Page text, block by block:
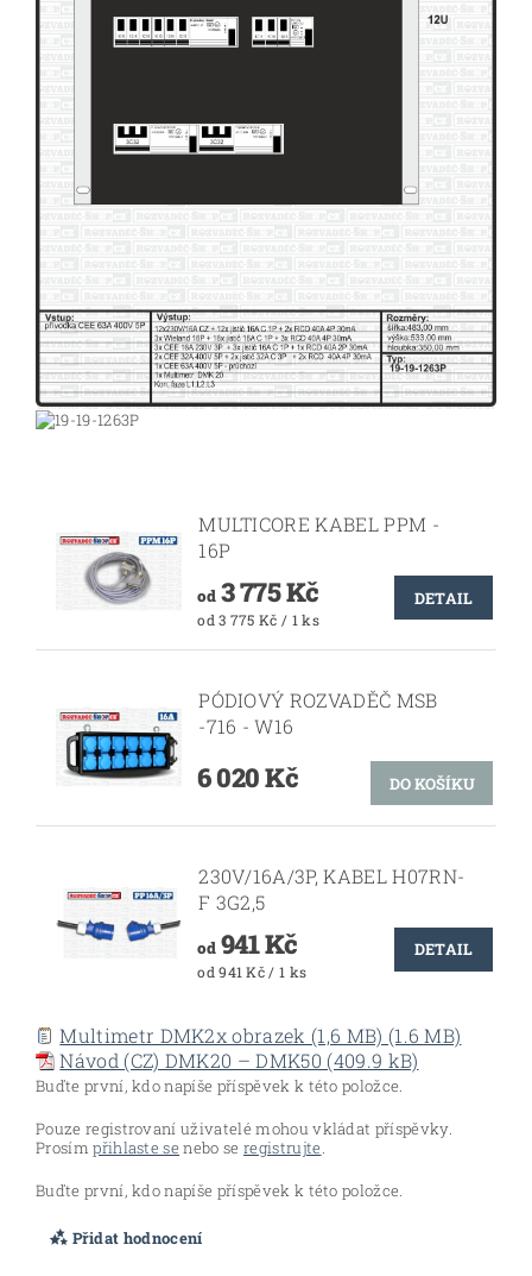
MULTICORE KABEL PPM -
16P
od3 775 Kč
od 3 775 Kč / 1 ks
DETAIL
PÓDIOVÝ ROZVADĚČ MSB
-716 - W16
6 020 Kč
230V/16A/3P, KABEL H07RN-
F 3G2,5
od941 Kč
od 941 Kč / 1 ks
DETAIL
Multimetr DMK2x obrazek (1,6 MB) (1.6 MB)
Návod (CZ) DMK20 – DMK50 (409.9 kB)
Buďte první, kdo napíše příspěvek k této položce.
Pouze registrovaní uživatelé mohou vkládat příspěvky.
Prosímpřihlaste se nebo se registrujte
Buďte první, kdo napíše příspěvek k této položce.
Přidat hodnocení